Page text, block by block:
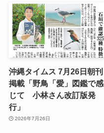
沖縄タイムス 7月26日朝刊
掲載「野鳥「愛」図鑑で感
じて 小林さん改訂版発
行」
2026年7月26日